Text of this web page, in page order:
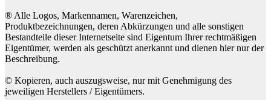
® Alle Logos, Markennamen, Warenzeichen,
Produktbezeichnungen, deren Abkürzungen und alle sonstigen
Bestandteile dieser Internetseite sind Eigentum Ihrer rechtmäßigen
Eigentümer, werden als geschützt anerkannt und dienen hier nur der
Beschreibung.
© Kopieren, auch auszugsweise, nur mit Genehmigung des
jeweiligen Herstellers / Eigentümers.